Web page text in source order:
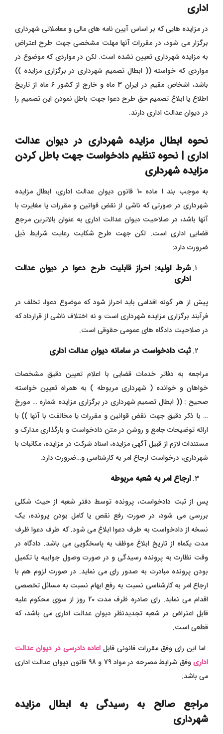
اداری
در مزایده هایی که بر اساس آیین نامه های مالی و معاملاتی شهرداری
برگزار می شود، در مقررات آنها مهلت مشخصی جهت طرح اعتراض
به مزایده شهرداری تعیین نشده است. لکن در مواردی که موضوع در
مواردی که خواسته (( ابطال تصمیم شهرداری در برگزاری مزایده ))
باشد، اشخاص مقیم در ایران 3 ماه و خارج از کشور 6 ماه از تاریخ
اطلاع یا ابلاغ تصمیم حق طرح دعوا جهت باطل نمودن این تصمیم را
در دیوان عدالت اداری دارند.
نحوه ابطال مزایده شهرداری در دیوان عدالت
اداری | نحوه تنظیم دادخواست جهت باطل کردن
مزایده شهرداری
به موجب بند 1 ماده 10 قانون دیوان عدالت اداری، ابطال مزایده
شهرداری در صورتی که ناشی از نقض قوانین و مقررات یا مغایرت با
آنها باشد، در صلاحیت دیوان عدالت اداری به عنوان بالاترین مرجع
قضایی اداری است. لکن جهت طرح شکایت رعایت شرایط ذیل
ضرورت دارد:
شرط اولیه: احراز قابلیت طرح دعوا در دیوان عدالت
اداری
پیش از هر گونه اقدامی باید احراز شود که موضوع دعوا، تخلف در
فرآیند برگزاری مزایده شهرداری است و نه اختلاف ناشی از قرارداد که
در صلاحیت دادگاه های عمومی حقوقی است.
ثبت دادخواست در سامانه دیوان عدالت اداری
مراجعه به دفاتر خدمات قضایی با اعلام تعیین دقیق مشخصات
خواهان و خوانده ( شهرداری مربوطه ) به همراه تعیین خواسته
صحیح : (( ابطال تصمیم شهرداری در برگزاری مزایده شماره … مورخ
… با ذکر دقیق جهت نقض قوانین و مقررات یا مخالفت با آنها )) با
ارائه توضیحات جامع و روشن در متن دادخواست و بارگذاری مدارک و
مستندات لازم از قبیل آگهی مزایده، اسناد شرکت در مزایده، مکاتبات با
شهرداری، درخواست ارجاع امر به کارشناسی و…ضرورت دارد.
ارجاع امر به شعبه مربوطه
پس از ثبت دادخواست، پرونده توسط دفتر شعبه از حیث شکلی
بررسی می شود، در صورت رفع نقص یا کامل بودن پرونده، یک
نسخه از دادخواست به طرف دعوا ابلاغ می شود. که طرف دعوا ظرف
مدت یکماه از تاریخ ابلاغ موظف به پاسخگویی می باشد. دادگاه در
وقت نظارت به پرونده رسیدگی و در صورت وصول جوابیه یا تکمیل
بودن پرونده مبادرت به صدور رای می نماید. در صورت لزوم هم با
ارجاع امر به کارشناسی نسبت به رفع ابهام نسبت به مسائل تخصصی
اقدام می نماید. رای صادره ظرف مدت 20 روز از سوی محکوم علیه
قابل اعتراض در شعبه تجدیدنظر دیوان عدالت اداری می باشد، که
قطعی است.
اما این رای وفق مقررات قانونی قابلاعاده دادرسی در دیوان عدالت
اداری
وفق شرایط مصرحه در مواد 79 و 98 قانون دیوان عدالت اداری
می باشد.
مراجع صالح به رسیدگی به ابطال مزایده
شهرداری